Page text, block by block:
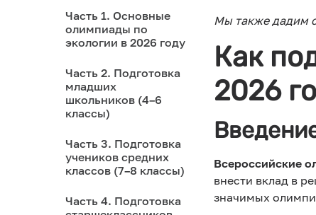
Часть 1. Основные
олимпиады по
экологии в 2026 году
Часть 2. Подготовка
младших
школьников (4–6
классы)
Часть 3. Подготовка
учеников средних
классов (7–8 классы)
Часть 4. Подготовка
Мы также дадим
Как
2026
Всероссийские
внести вклад в
значимых